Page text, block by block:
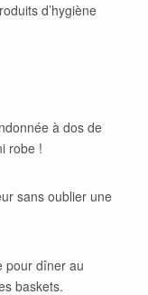
d’hygiène
à dos de
robe !
sans oublier une
pour dîner au
baskets.